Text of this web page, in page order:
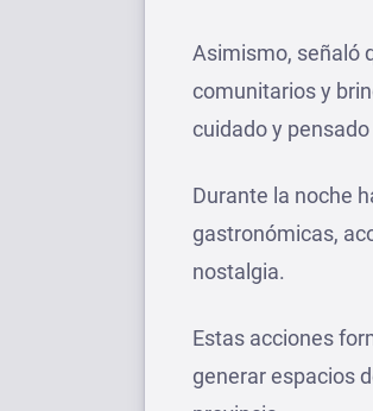
Asimismo, señaló
comunitarios y
cuidado y
Durante la noche
gastronómicas,
nostalgia.
Estas acciones
generar espacios